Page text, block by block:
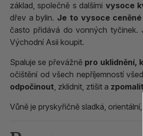
základ, společně s dalšími vysoce
dřev a bylin. Je to vysoce
často přidává do vonných tyčinek.
Východní Asii koupit.
Spaluje se převážně pro uklidnění,
očištění od všech nepříjemností
odpočinout, zklidnit, ztišit a
Vůně je pryskyřičně sladká,